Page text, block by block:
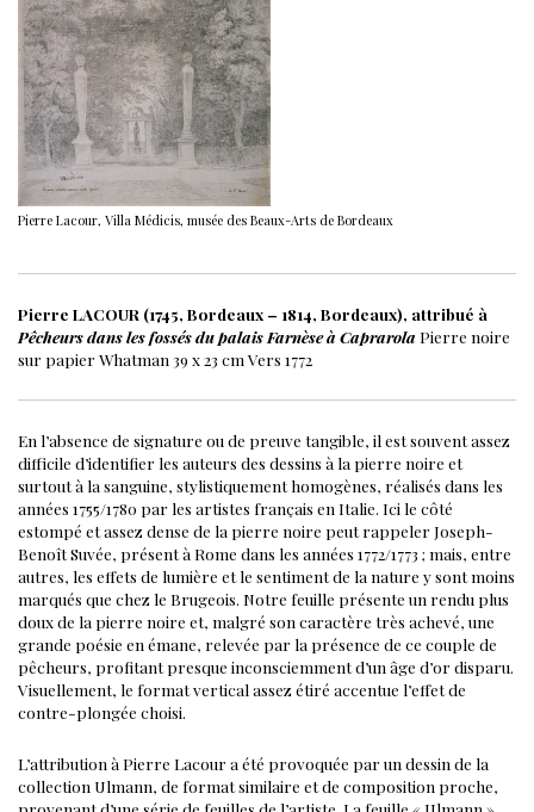
Pierre Lacour, Villa Médicis, musée des Beaux-Arts de Bordeaux
Pierre LACOUR (1745, Bordeaux – 1814, Bordeaux), attribué à
Pêcheurs dans les fossés du palais Farnèse à Caprarola Pierre noire
sur papier Whatman 39 x 23 cm Vers 1772
En l’absence de signature ou de preuve tangible, il est souvent assez
difficile d’identifier les auteurs des dessins à la pierre noire et
surtout à la sanguine, stylistiquement homogènes, réalisés dans les
années 1755/1780 par les artistes français en Italie. Ici le côté
estompé et assez dense de la pierre noire peut rappeler Joseph-
Benoît Suvée, présent à Rome dans les années 1772/1773 ; mais, entre
autres, les effets de lumière et le sentiment de la nature y sont moins
marqués que chez le Brugeois. Notre feuille présente un rendu plus
doux de la pierre noire et, malgré son caractère très achevé, une
grande poésie en émane, relevée par la présence de ce couple de
pêcheurs, profitant presque inconsciemment d’un âge d’or disparu.
Visuellement, le format vertical assez étiré accentue l’effet de
contre-plongée choisi.
L’attribution à Pierre Lacour a été provoquée par un dessin de la
collection Ulmann, de format similaire et de composition proche,